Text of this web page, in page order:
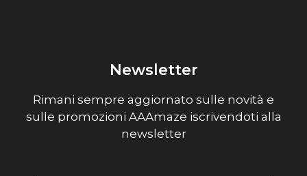
Newsletter
Rimani sempre aggiornato sulle novità e
sulle promozioni AAAmaze iscrivendoti alla
newsletter